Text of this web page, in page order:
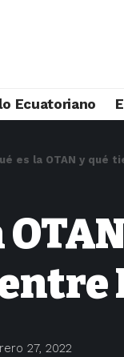
Ecuatoriano
es la OTAN y qué
27, 2022